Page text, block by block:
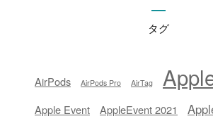
タグ
AirPods AirPods Pro AirTag
Apple Event AppleEvent 2021